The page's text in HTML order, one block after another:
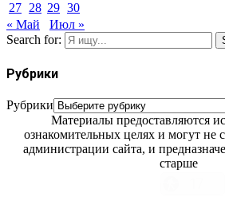
27 28 29 30
« Май
Июл »
Search for:
Рубрики
Рубрики
Материалы предоставляются
ознакомительных целях и могут не
администрации сайта, и
старше